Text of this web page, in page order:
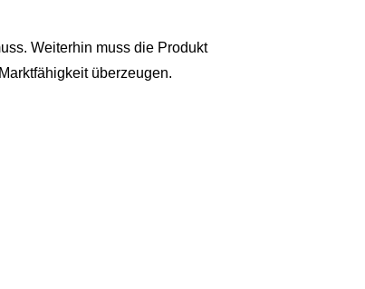
Weiterhin muss die Produkt
überzeugen.